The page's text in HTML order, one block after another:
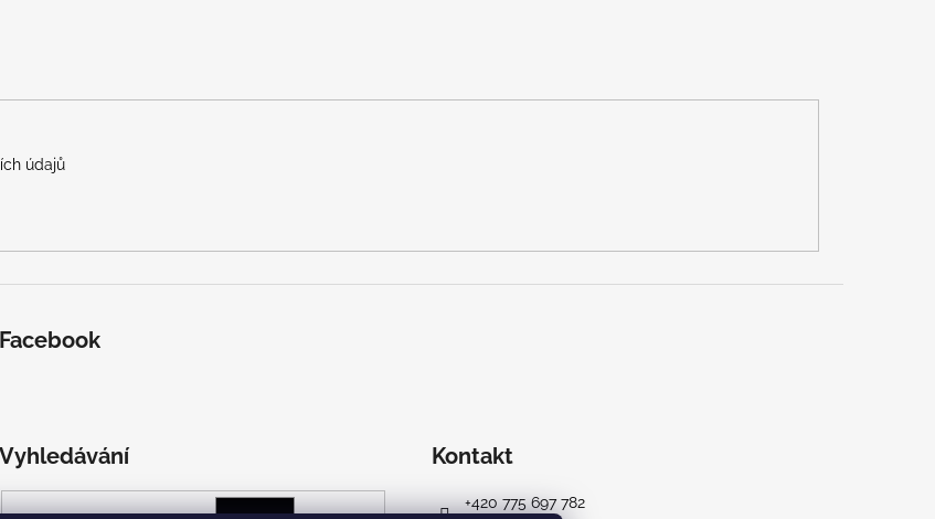
údajů
Facebook
Vyhledávání Kontakt
+420 775 697 782